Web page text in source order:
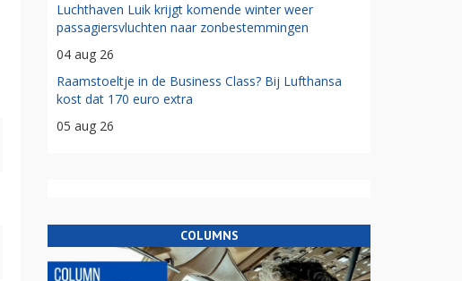
Luchthaven Luik krijgt komende winter weer
passagiersvluchten naar zonbestemmingen
04 aug 26
Raamstoeltje in de Business Class? Bij Lufthansa
kost dat 170 euro extra
05 aug 26
COLUMNS